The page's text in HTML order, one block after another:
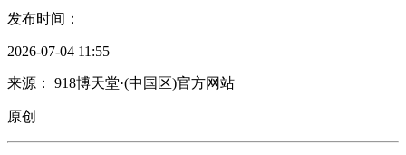
发布时间：
2026-07-04 11:55
来源： 918博天堂·(中国区)官方网站
原创